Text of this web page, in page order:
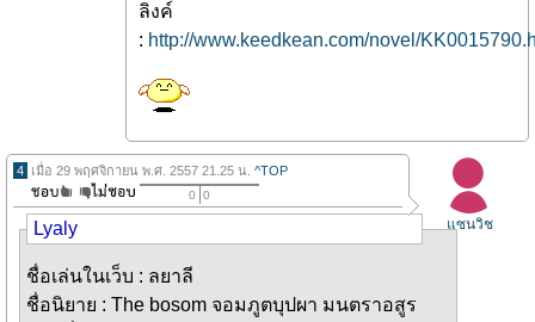
ลิงค์
: http://www.keedkean.com/novel/
แซนวิช
4 เมื่อ 29 พฤศจิกายน พ.ศ. 2557 21.25 น. ^TOP
0 0
Lyaly
ชื่อเล่นในเว็บ : ลยาลี
ชื่อนิยาย : The bosom จอมภูตบุปผา มนตราอสูร